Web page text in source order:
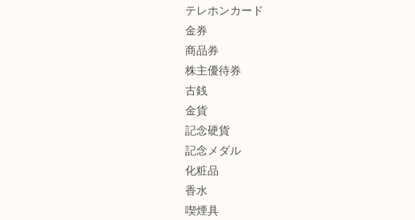
テレホンカード
金券
商品券
株主優待券
古銭
金貨
記念硬貨
記念メダル
化粧品
香水
喫煙具